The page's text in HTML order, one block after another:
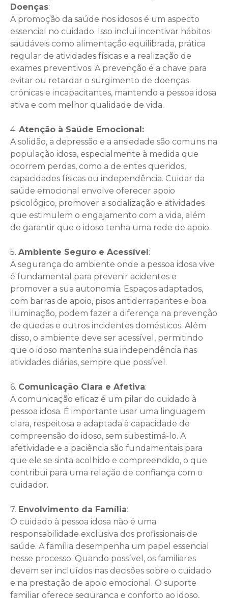
Doenças:
A promoção da saúde nos idosos é um aspecto
essencial no cuidado. Isso inclui incentivar hábitos
saudáveis como alimentação equilibrada, prática
regular de atividades físicas e a realização de
exames preventivos. A prevenção é a chave para
evitar ou retardar o surgimento de doenças
crónicas e incapacitantes, mantendo a pessoa idosa
ativa e com melhor qualidade de vida.
4. Atenção à Saúde Emocional:
A solidão, a depressão e a ansiedade são comuns na
população idosa, especialmente à medida que
ocorrem perdas, como a de entes queridos,
capacidades físicas ou independência. Cuidar da
saúde emocional envolve oferecer apoio
psicológico, promover a socialização e atividades
que estimulem o engajamento com a vida, além
de garantir que o idoso tenha uma rede de apoio.
5. Ambiente Seguro e Acessível:
A segurança do ambiente onde a pessoa idosa vive
é fundamental para prevenir acidentes e
promover a sua autonomia. Espaços adaptados,
com barras de apoio, pisos antiderrapantes e boa
iluminação, podem fazer a diferença na prevenção
de quedas e outros incidentes domésticos. Além
disso, o ambiente deve ser acessível, permitindo
que o idoso mantenha sua independência nas
atividades diárias, sempre que possível.
6. Comunicação Clara e Afetiva:
A comunicação eficaz é um pilar do cuidado à
pessoa idosa. É importante usar uma linguagem
clara, respeitosa e adaptada à capacidade de
compreensão do idoso, sem subestimá-lo. A
afetividade e a paciência são fundamentais para
que ele se sinta acolhido e compreendido, o que
contribui para uma relação de confiança com o
cuidador.
7. Envolvimento da Família:
O cuidado à pessoa idosa não é uma
responsabilidade exclusiva dos profissionais de
saúde. A família desempenha um papel essencial
nesse processo. Quando possível, os familiares
devem ser incluídos nas decisões sobre o cuidado
e na prestação de apoio emocional. O suporte
familiar oferece segurança e conforto ao idoso,